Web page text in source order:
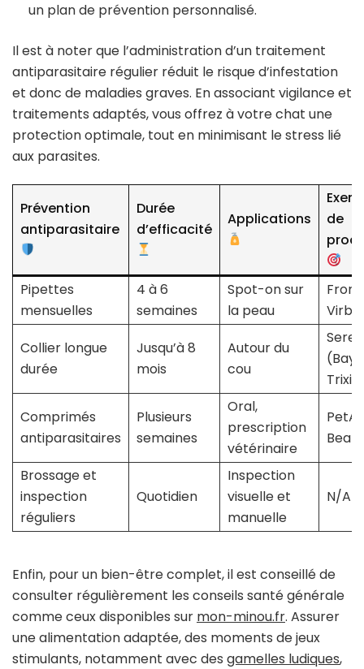
un plan de prévention personnalisé.
Il est à noter que l’administration d’un traitement
antiparasitaire régulier réduit le risque d’infestation
et donc de maladies graves. En associant vigilance et
traitements adaptés, vous offrez à votre chat une
protection optimale, tout en minimisant le stress lié
aux parasites.
Prévention
antiparasitaire
Durée
d’efficacité
Applications
de
Pipettes
mensuelles
4 à 6
semaines
Spot-on sur
la peau
Collier longue
durée
Jusqu’à 8
mois
Autour du
cou
Trixie
Comprimés
antiparasitaires
Plusieurs
semaines
Oral,
prescription
vétérinaire
Brossage et
inspection
réguliers
Quotidien
Inspection
visuelle et
manuelle
N/A
Enfin, pour un bien-être complet, il est conseillé de
consulter régulièrement les conseils santé générale
comme ceux disponibles sur mon-minou.fr. Assurer
une alimentation adaptée, des moments de jeux
stimulants, notamment avec des gamelles ludiques,